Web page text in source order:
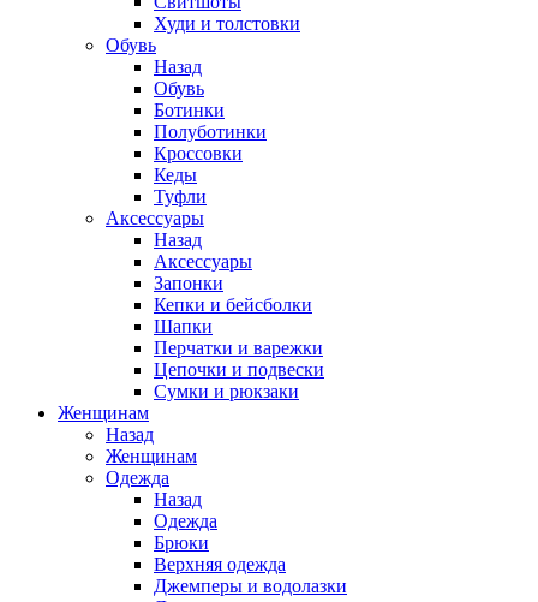
Худи и толстовки
Обувь
Назад
Обувь
Ботинки
Полуботинки
Кроссовки
Кеды
Туфли
Аксессуары
Назад
Аксессуары
Запонки
Кепки и бейсболки
Шапки
Перчатки и варежки
Цепочки и подвески
Сумки и рюкзаки
Женщинам
Назад
Женщинам
Одежда
Назад
Одежда
Брюки
Верхняя одежда
Джемперы и водолазки